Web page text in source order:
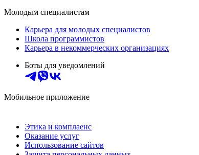
Молодым специалистам
Карьера для молодых специалистов
Школа программистов
Карьера в некоммерческих организациях
Боты для уведомлений
Мобильное приложение
Этика и комплаенс
Оказание услуг
Использование сайтов